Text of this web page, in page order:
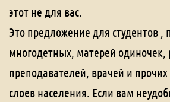
этот не для вас.
Это предложение для студентов ,
многодетных, матерей одиночек,
преподавателей, врачей и
слоев населения. Если вам